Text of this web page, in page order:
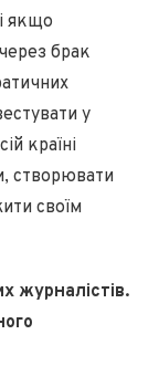
якщо
брак
у
країні
створювати
своїм
журналістів.